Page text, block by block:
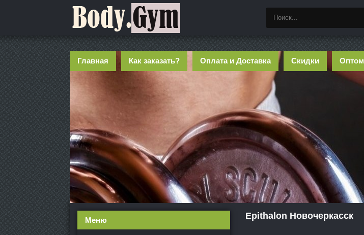
Главная Как заказать? Оплата и Доставка Скидки Оптом
Epithalon Новочеркасск
Меню